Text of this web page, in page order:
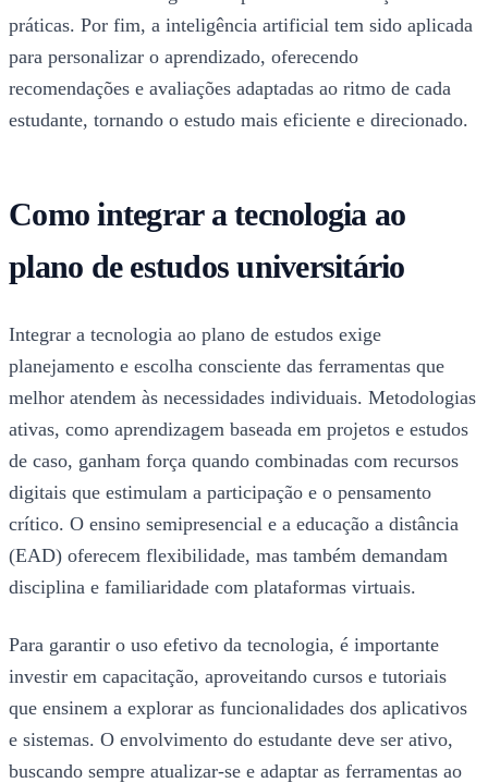
práticas. Por fim, a inteligência artificial tem sido aplicada
para personalizar o aprendizado, oferecendo
recomendações e avaliações adaptadas ao ritmo de cada
estudante, tornando o estudo mais eficiente e direcionado.
Como integrar a tecnologia ao
plano de estudos universitário
Integrar a tecnologia ao plano de estudos exige
planejamento e escolha consciente das ferramentas que
melhor atendem às necessidades individuais. Metodologias
ativas, como aprendizagem baseada em projetos e estudos
de caso, ganham força quando combinadas com recursos
digitais que estimulam a participação e o pensamento
crítico. O ensino semipresencial e a educação a distância
(EAD) oferecem flexibilidade, mas também demandam
disciplina e familiaridade com plataformas virtuais.
Para garantir o uso efetivo da tecnologia, é importante
investir em capacitação, aproveitando cursos e tutoriais
que ensinem a explorar as funcionalidades dos aplicativos
e sistemas. O envolvimento do estudante deve ser ativo,
buscando sempre atualizar-se e adaptar as ferramentas ao